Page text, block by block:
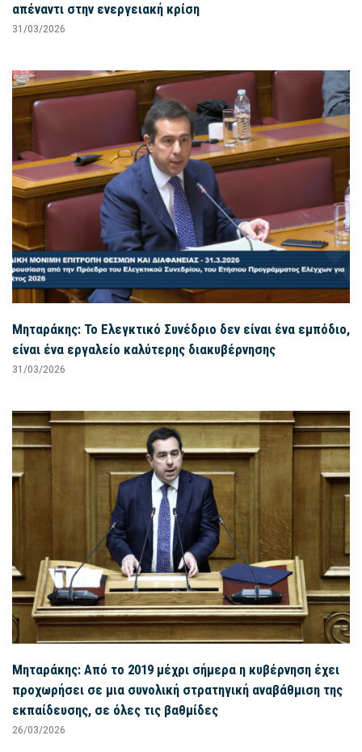
απέναντι στην ενεργειακή κρίση
31/03/2026
Μηταράκης: Το Ελεγκτικό Συνέδριο δεν είναι ένα εμπόδιο,
είναι ένα εργαλείο καλύτερης διακυβέρνησης
31/03/2026
Μηταράκης: Από το 2019 μέχρι σήμερα η κυβέρνηση έχει
προχωρήσει σε μια συνολική στρατηγική αναβάθμιση της
εκπαίδευσης, σε όλες τις βαθμίδες
26/03/2026